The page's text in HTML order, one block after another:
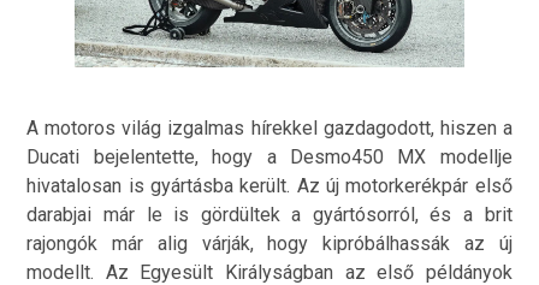
A motoros világ izgalmas hírekkel gazdagodott, hiszen a
Ducati bejelentette, hogy a Desmo450 MX modellje
hivatalosan is gyártásba került. Az új motorkerékpár első
darabjai már le is gördültek a gyártósorról, és a brit
rajongók már alig várják, hogy kipróbálhassák az új
modellt. Az Egyesült Királyságban az első példányok